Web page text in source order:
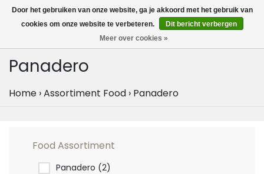
MENU
0
Panadero
Home ›Assortiment Food › Panadero
Food Assortiment
Panadero (2)
Door het gebruiken van onze website, ga je akkoord met het gebruik van
cookies om onze website te verbeteren.
Dit bericht verbergen
Meer over cookies »